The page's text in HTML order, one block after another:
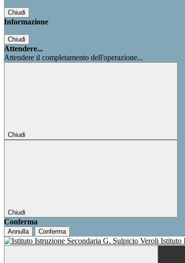
Chiudi
Informazione
Chiudi
Attendere...
Attendere il completamento dell'operazione...
Chiudi
Chiudi
Conferma
Annulla Conferma
Istituto